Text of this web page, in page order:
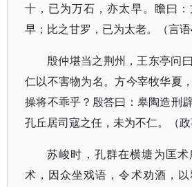
十，已为万石，亦太早。瞻曰
早；比之甘罗，已为太老。（言
殷仲堪当之荆州，王东亭问
仁以不害物为名。方今宰牧华夏
操将不乖乎？殷答曰：皋陶造刑
孔丘居司寇之任，未为不仁。（
苏峻时，孔群在横塘为匡
术，因众坐戏语，令术劝酒，